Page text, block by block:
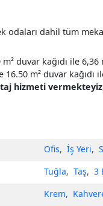
odaları dahil tüm
duvar kağıdı ile
m² duvar
hizmeti
Ofis, İş Yeri,
Tuğla, Taş, 3
Krem,